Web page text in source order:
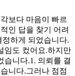
보다 마음이 빠르
인 답을 찾기 어려
하게 되었습니다.
임도 컸어요.하지만
습니다.1. 의뢰를 결
니다.그러나 점점